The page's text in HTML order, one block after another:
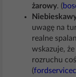
żarowy. (
uwagę na
realne
wskazuje,
rozruchu
(